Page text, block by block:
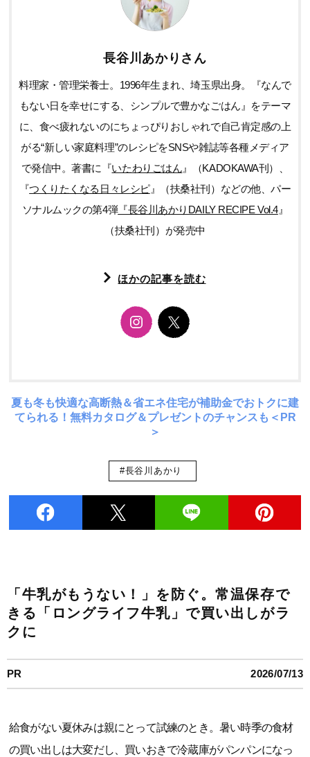
長谷川あかりさん
料理家・管理栄養士。1996年生まれ、埼玉県出身。『なんで
もない日を幸せにする、シンプルで豊かなごはん』をテーマ
に、食べ疲れないのにちょっぴりおしゃれで自己肯定感の上
がる“新しい家庭料理”のレシピをSNSや雑誌等各種メディア
で発信中。著書に『いたわりごはん 』（KADOKAWA刊）、
『つくりたくなる日々レシピ』（扶桑社刊）などの他、パー
ソナルムックの第4弾『長谷川あかりDAILY RECIPE Vol.4』
（扶桑社刊）が発売中
ほかの記事を読む
夏も冬も快適な高断熱＆省エネ住宅が補助金でおトクに建
てられる！無料カタログ＆プレゼントのチャンスも＜PR
＞
#長谷川あかり
「牛乳がもうない！」を防ぐ。常温保存で
きる「ロングライフ牛乳」で買い出しがラ
クに
PR 2026/07/13
給食がない夏休みは親にとって試練のとき。暑い時季の食材
の買い出しは大変だし、買いおきで冷蔵庫がパンパンになっ